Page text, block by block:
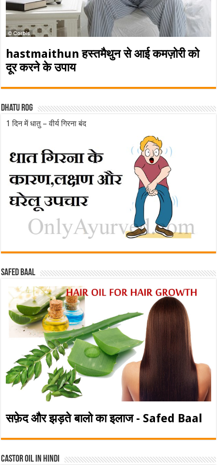
hastmaithun हस्तमैथुन से आई कमज़ोरी को
दूर करने के उपाय
Dhatu rog
1 दिन में धातु – वीर्य गिरना बंद
Safed baal
सफ़ेद और झड़ते बालो का इलाज - Safed Baal
Castor Oil In Hindi